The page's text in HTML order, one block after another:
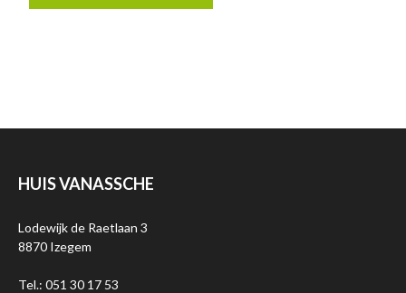
HUIS VANASSCHE
Lodewijk de Raetlaan 3
8870 Izegem
Tel.: 051 30 17 53